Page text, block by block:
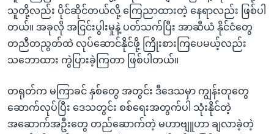
သူတို့လည်း ပိုင်ဆိုင်တယ်လို့ ကြေညာထားတဲ့ နေရာလည်း ဖြစ်ပါ
တယ်။ အခုလို အငြင်းပွါးမှုနဲ့ ပတ်သက်ပြီး အာဆီယံ နိုင်ငံတွေ
တညီတညွတ်ထဲ လုပ်ဆောင်နိုင်ဖို့ ကြိုးစားကြပေမယ့်လည်း
သဘောထား ကွဲပြားခဲ့ကြတာ ဖြစ်ပါတယ်။
တရုတ်က မကြာခင် နှစ်တွေ အတွင်း ဒီဒေသမှာ ကျွန်းတုတွေ
ဆောက်လုပ်ပြီး ဒေသတွင်း စစ်ရေးအတွက်ပါ သုံးနိုင်တဲ့
အဆောက်အဦးတွေ တည်ဆောက်တဲ့ မဟာဗျူဟာ ချလာခဲ့တဲ့